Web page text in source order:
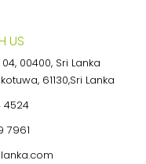
US
00400, Sri Lanka
61130,Sri Lanka
4524
7961